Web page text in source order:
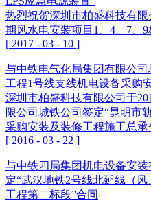
热烈祝贺深圳市柏盛科技有
期风水电安装项目1、4、7、
[ 2017 - 03 - 10 ]
与中铁电气化局集团有限公
工程1号线支线机电设备采购
深圳市柏盛科技有限公司于
限公司城铁公司签定“昆明市
采购安装及装修工程施工总承
[ 2016 - 03 - 22 ]
与中铁四局集团机电设备安
定“武汉地铁2号线北延线（
工程第二标段”合同